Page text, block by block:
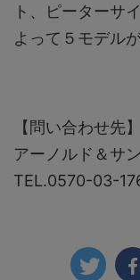
ト、ピーターサ
よって５モデル
【問い合わせ先】
アーノルド＆サ
TEL.0570-03-